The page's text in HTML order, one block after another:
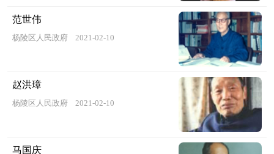
范世伟
杨陵区人民政府 2021-02-10
赵洪璋
杨陵区人民政府 2021-02-10
马国庆